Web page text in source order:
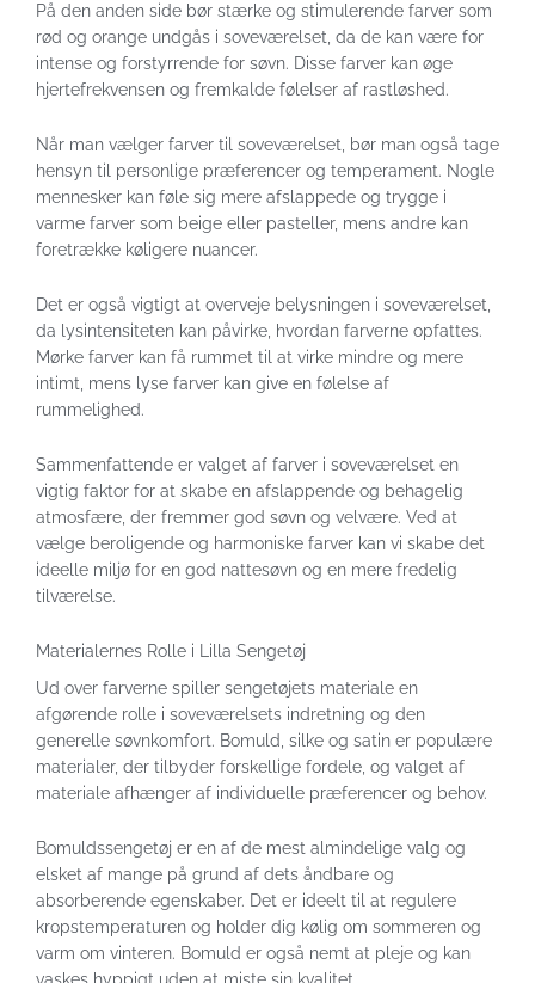
På den anden side bør stærke og stimulerende farver som
rød og orange undgås i soveværelset, da de kan være for
intense og forstyrrende for søvn. Disse farver kan øge
hjertefrekvensen og fremkalde følelser af rastløshed.
Når man vælger farver til soveværelset, bør man også tage
hensyn til personlige præferencer og temperament. Nogle
mennesker kan føle sig mere afslappede og trygge i
varme farver som beige eller pasteller, mens andre kan
foretrække køligere nuancer.
Det er også vigtigt at overveje belysningen i soveværelset,
da lysintensiteten kan påvirke, hvordan farverne opfattes.
Mørke farver kan få rummet til at virke mindre og mere
intimt, mens lyse farver kan give en følelse af
rummelighed.
Sammenfattende er valget af farver i soveværelset en
vigtig faktor for at skabe en afslappende og behagelig
atmosfære, der fremmer god søvn og velvære. Ved at
vælge beroligende og harmoniske farver kan vi skabe det
ideelle miljø for en god nattesøvn og en mere fredelig
tilværelse.
Materialernes Rolle i Lilla Sengetøj
Ud over farverne spiller sengetøjets materiale en
afgørende rolle i soveværelsets indretning og den
generelle søvnkomfort. Bomuld, silke og satin er populære
materialer, der tilbyder forskellige fordele, og valget af
materiale afhænger af individuelle præferencer og behov.
Bomuldssengetøj er en af de mest almindelige valg og
elsket af mange på grund af dets åndbare og
absorberende egenskaber. Det er ideelt til at regulere
kropstemperaturen og holder dig kølig om sommeren og
varm om vinteren. Bomuld er også nemt at pleje og kan